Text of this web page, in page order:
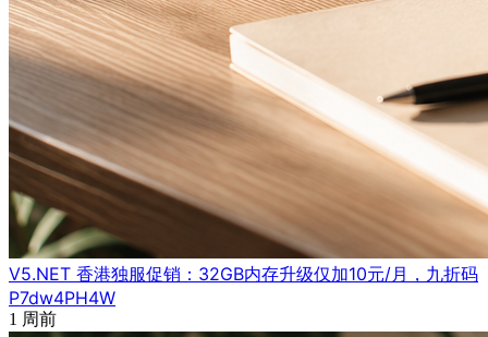
V5.NET 香港独服促销：32GB内存升级仅加10元/月，九折码
P7dw4PH4W
1 周前